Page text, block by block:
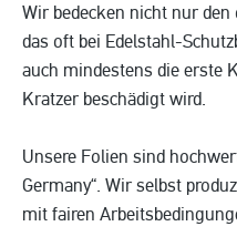
Wir bedecken nicht nur den
das oft bei Edelstahl-
auch mindestens die erste
Kratzer beschädigt wird.
Unsere Folien sind
Germany“. Wir selbst
mit fairen